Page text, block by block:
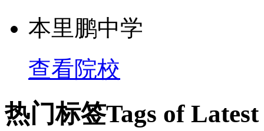
本里鹏中学
查看院校
热门标签Tags of Latest